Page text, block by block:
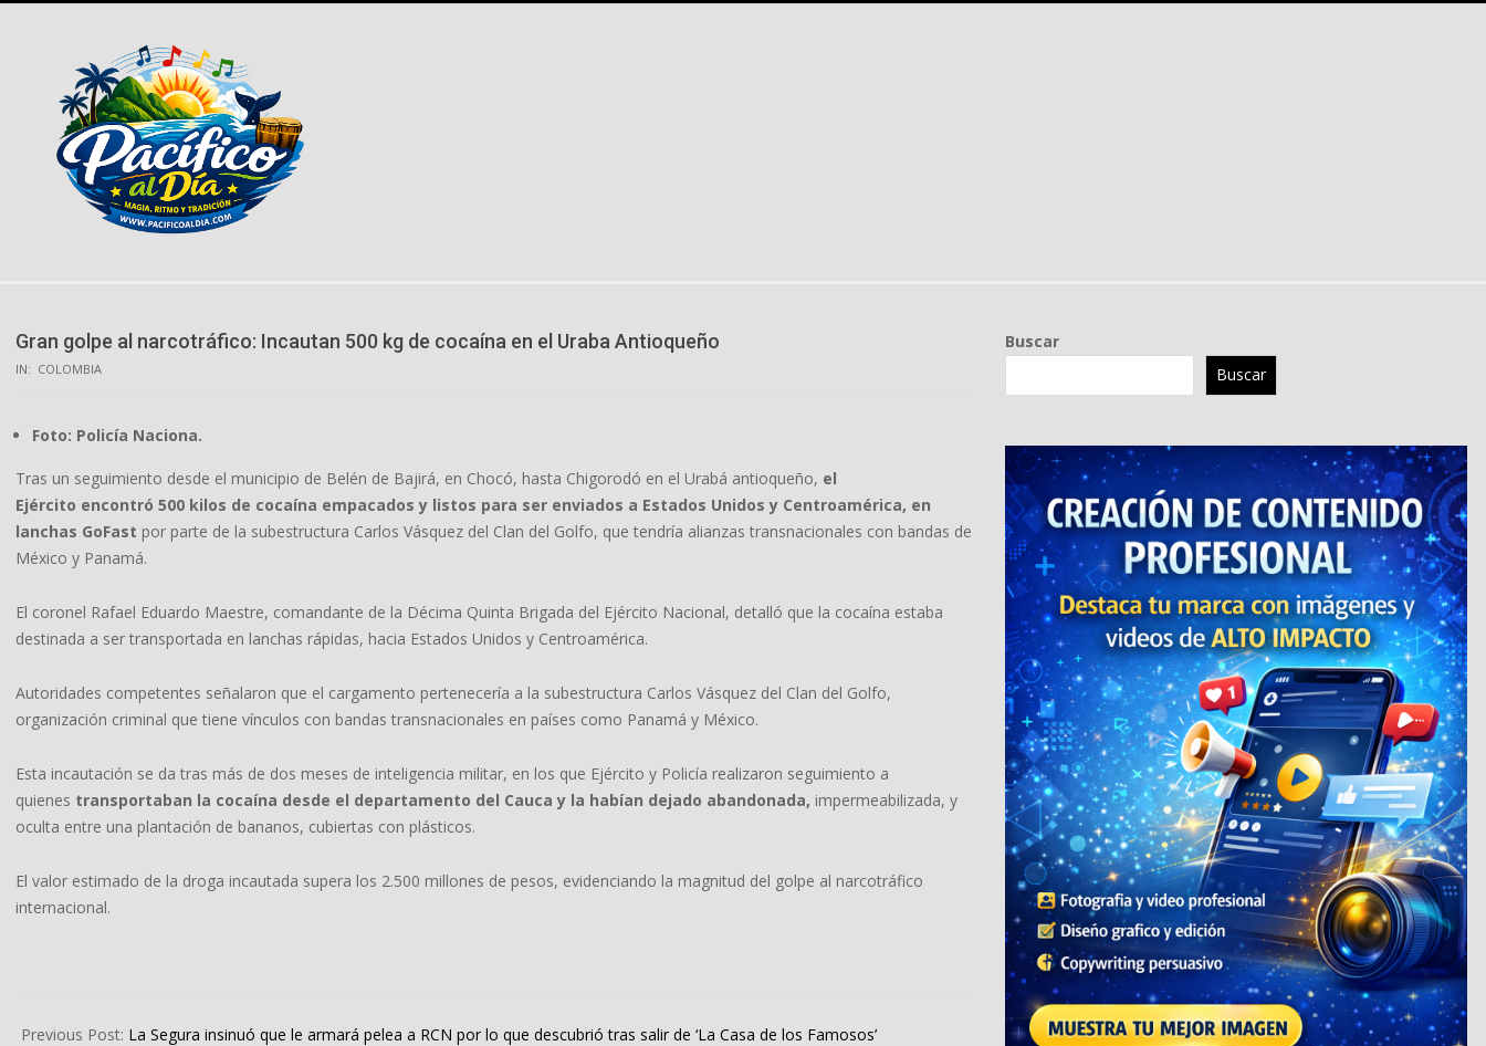
Gran golpe al narcotráfico: Incautan 500 kg de cocaína en el Uraba Antioqueño
IN: COLOMBIA
Foto: Policía Naciona.
Tras un seguimiento desde el municipio de Belén de Bajirá, en Chocó, hasta Chigorodó en el Urabá antioqueño, el
Ejército encontró 500 kilos de cocaína empacados y listos para ser enviados a Estados Unidos y Centroamérica, en
lanchas GoFast por parte de la subestructura Carlos Vásquez del Clan del Golfo, que tendría alianzas transnacionales con bandas de
México y Panamá.
El coronel Rafael Eduardo Maestre, comandante de la Décima Quinta Brigada del Ejército Nacional, detalló que la cocaína estaba
destinada a ser transportada en lanchas rápidas, hacia Estados Unidos y Centroamérica.
Autoridades competentes señalaron que el cargamento pertenecería a la subestructura Carlos Vásquez del Clan del Golfo,
organización criminal que tiene vínculos con bandas transnacionales en países como Panamá y México.
Esta incautación se da tras más de dos meses de inteligencia militar, en los que Ejército y Policía realizaron seguimiento a
quienes transportaban la cocaína desde el departamento del Cauca y la habían dejado abandonada, impermeabilizada, y
oculta entre una plantación de bananos, cubiertas con plásticos.
El valor estimado de la droga incautada supera los 2.500 millones de pesos, evidenciando la magnitud del golpe al narcotráfico
internacional.
06-
Previous Post: La Segura insinuó que le armará pelea a RCN por lo que descubrió tras salir de ‘La Casa de los Famosos’
Buscar
Buscar